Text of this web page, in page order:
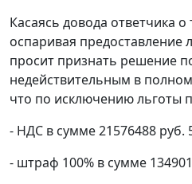
Касаясь довода ответчика о
оспаривая предоставление
просит признать решение
недействительным в
что по исключению льготы
- НДС в сумме 21576488 руб.
- штраф 100% в сумме